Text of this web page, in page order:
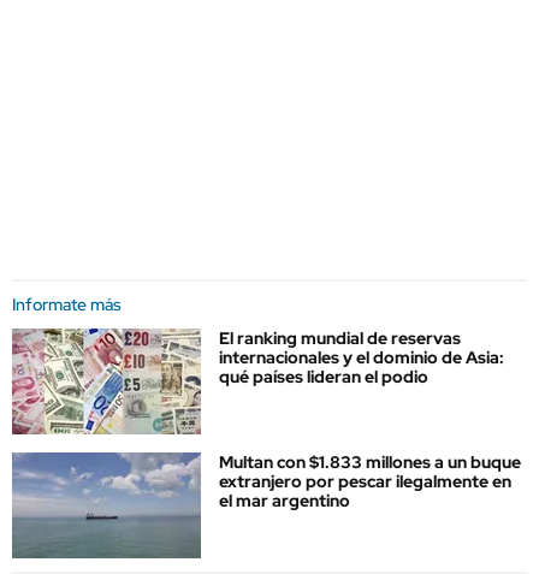
Informate más
El ranking mundial de reservas
internacionales y el dominio de Asia:
qué países lideran el podio
Multan con $1.833 millones a un buque
extranjero por pescar ilegalmente en
el mar argentino